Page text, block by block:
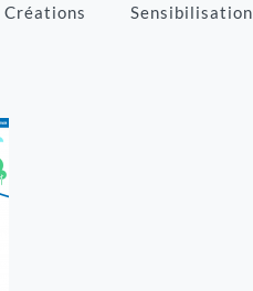
Créations Sensibilisation